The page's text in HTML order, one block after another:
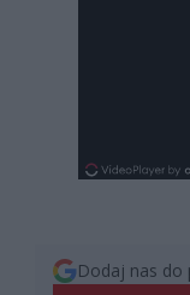
Dodaj nas do